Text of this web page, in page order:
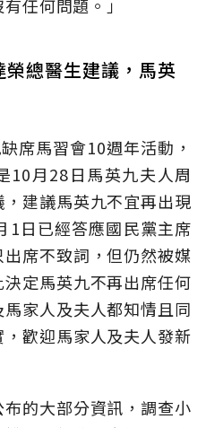
任何問題。」
總醫生建議，馬英
席馬習會10週年活動，
10月28日馬英九夫人周
建議馬英九不宜再出現
1日已經答應國民黨主席
席不致詞，但仍然被媒
定馬英九不再出席任何
家人及夫人都知情且同
歡迎馬家人及夫人發新
的大部分資訊，調查小